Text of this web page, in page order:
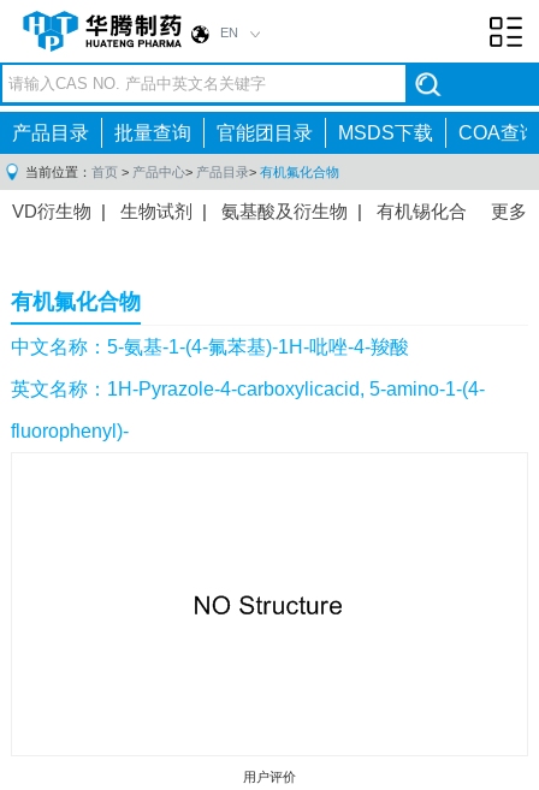
EN
产品目录 批量查询 官能团目录 MSDS下载 COA查询
当前位置： 首页 > 产品中心> 产品目录> 有机氟化合物
更多
VD衍生物 | 生物试剂 | 氨基酸及衍生物 | 有机锡化合
间体|抗高血压药物中间体
感染药物中间体|
体 |抗精神病药物中间体|抗炎药物中间体|精选原料
药中间体|其他原料药中间体|
有机氟化合物
中文名称：5-氨基-1-(4-氟苯基)-1H-吡唑-4-羧酸
英文名称：1H-Pyrazole-4-carboxylicacid, 5-amino-1-(4-
fluorophenyl)-
用户评价